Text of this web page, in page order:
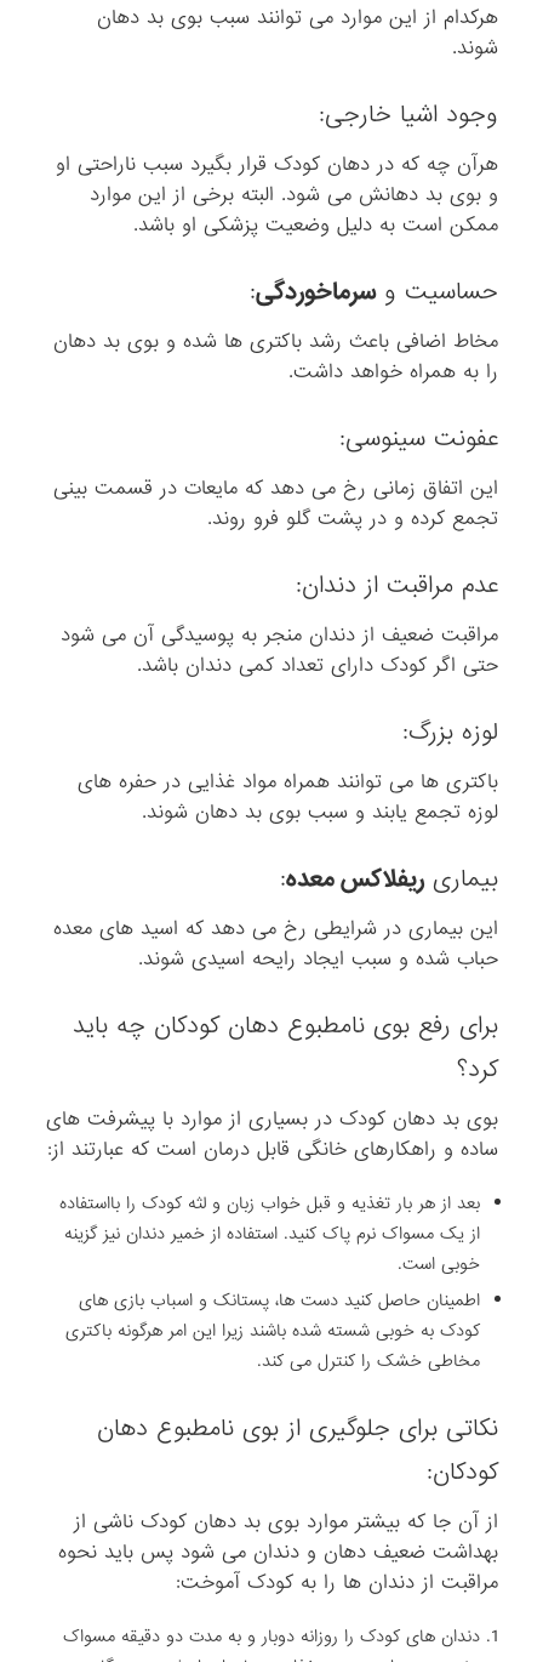
هرکدام از این موارد می توانند سبب بوی بد دهان
شوند.
وجود اشیا خارجی:
هرآن چه که در دهان کودک قرار بگیرد سبب ناراحتی او
و بوی بد دهانش می شود. البته برخی از این موارد
ممکن است به دلیل وضعیت پزشکی او باشد.
حساسیت وسرماخوردگی:
مخاط اضافی باعث رشد باکتری ها شده و بوی بد دهان
را به همراه خواهد داشت.
عفونت سینوسی:
این اتفاق زمانی رخ می دهد که مایعات در قسمت بینی
تجمع کرده و در پشت گلو فرو روند.
عدم مراقبت از دندان:
مراقبت ضعیف از دندان منجر به پوسیدگی آن می شود
حتی اگر کودک دارای تعداد کمی دندان باشد.
لوزه بزرگ:
باکتری ها می توانند همراه مواد غذایی در حفره های
لوزه تجمع یابند و سبب بوی بد دهان شوند.
بیماریریفلاکس معده:
این بیماری در شرایطی رخ می دهد که اسید های معده
حباب شده و سبب ایجاد رایحه اسیدی شوند.
برای رفع بوی نامطبوع دهان کودکان چه باید
کرد؟
بوی بد دهان کودک در بسیاری از موارد با پیشرفت های
ساده و راهکارهای خانگی قابل درمان است که عبارتند از:
بعد از هر بار تغذیه و قبل خواب زبان و لثه کودک را بااستفاده
از یک مسواک نرم پاک کنید. استفاده از خمیر دندان نیز گزینه
خوبی است.
اطمینان حاصل کنید دست ها، پستانک و اسباب بازی های
کودک به خوبی شسته شده باشند زیرا این امر هرگونه باکتری
مخاطی خشک را کنترل می کند.
نکاتی برای جلوگیری از بوی نامطبوع دهان
کودکان:
از آن جا که بیشتر موارد بوی بد دهان کودک ناشی از
بهداشت ضعیف دهان و دندان می شود پس باید نحوه
مراقبت از دندان ها را به کودک آموخت:
دندان های کودک را روزانه دوبار و به مدت دو دقیقه مسواک